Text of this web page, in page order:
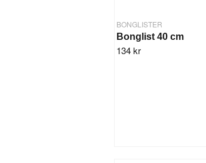
BONGLISTER
Bonglist 40 cm
134 kr